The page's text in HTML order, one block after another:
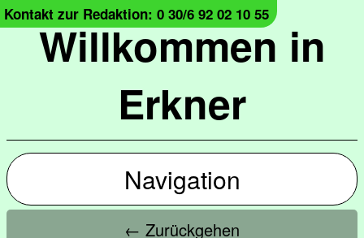
Willkommen in
Erkner
Kontakt zur Redaktion: 0 30/6 92 02 10 55
Navigation
← Zurückgehen